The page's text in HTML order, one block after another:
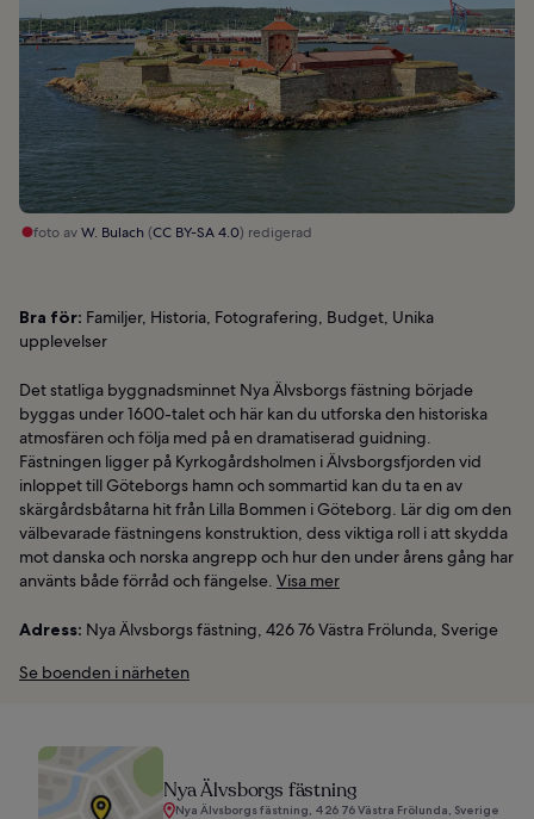
foto avW. Bulach(CC BY-SA 4.0) redigerad
Bra för: Familjer, Historia, Fotografering, Budget, Unika
upplevelser
Det statliga byggnadsminnet Nya Älvsborgs fästning började
byggas under 1600-talet och här kan du utforska den historiska
atmosfären och följa med på en dramatiserad guidning.
Fästningen ligger på Kyrkogårdsholmen i Älvsborgsfjorden vid
inloppet till Göteborgs hamn och sommartid kan du ta en av
skärgårdsbåtarna hit från Lilla Bommen i Göteborg. Lär dig om den
välbevarade fästningens konstruktion, dess viktiga roll i att skydda
mot danska och norska angrepp och hur den under årens gång har
använts både förråd och fängelse. Visa mer
Adress: Nya Älvsborgs fästning, 426 76 Västra Frölunda, Sverige
Se boenden i närheten
Nya Älvsborgs fästning
Nya Älvsborgs fästning, 426 76 Västra Frölunda, Sverige